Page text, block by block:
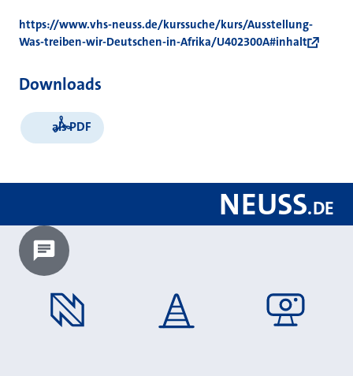
https://www.vhs-neuss.de/kurssuche/kurs/Ausstellung-
Was-treiben-wir-Deutschen-in-Afrika/U402300A#inhalt
Downloads
als PDF
NEUSS.DE
Chatbot laden?